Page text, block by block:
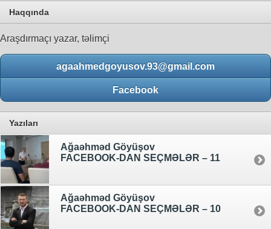
Haqqında
Araşdırmaçı yazar, təlimçi
agaahmedgoyusov.93@gmail.com
Facebook
Yazıları
Ağaəhməd Göyüşov
FACEBOOK-DAN SEÇMƏLƏR – 11
Ağaəhməd Göyüşov
FACEBOOK-DAN SEÇMƏLƏR – 10